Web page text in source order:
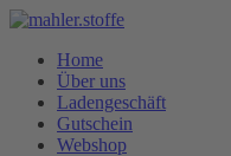
Home
Über uns
Ladengeschäft
Gutschein
Webshop